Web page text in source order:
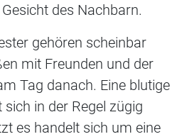
des Nachbarn.
gehören scheinbar
mit Freunden und der
Tag danach. Eine blutige
sich in der Regel zügig
es handelt sich um eine